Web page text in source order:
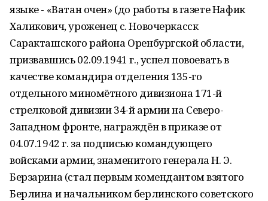
языке - «Ватан очен» (до работы в газете Нафик
Халикович, уроженец с. Новочеркасск
Саракташского района Оренбургской области,
призвавшись 02.09.1941 г., успел повоевать в
качестве командира отделения 135-го
отдельного миномётного дивизиона 171-й
стрелковой дивизии 34-й армии на Северо-
Западном фронте, награждён в приказе от
04.07.1942 г. за подписью командующего
войсками армии, знаменитого генерала Н. Э.
Берзарина (стал первым комендантом взятого
Берлина и начальником берлинского советского